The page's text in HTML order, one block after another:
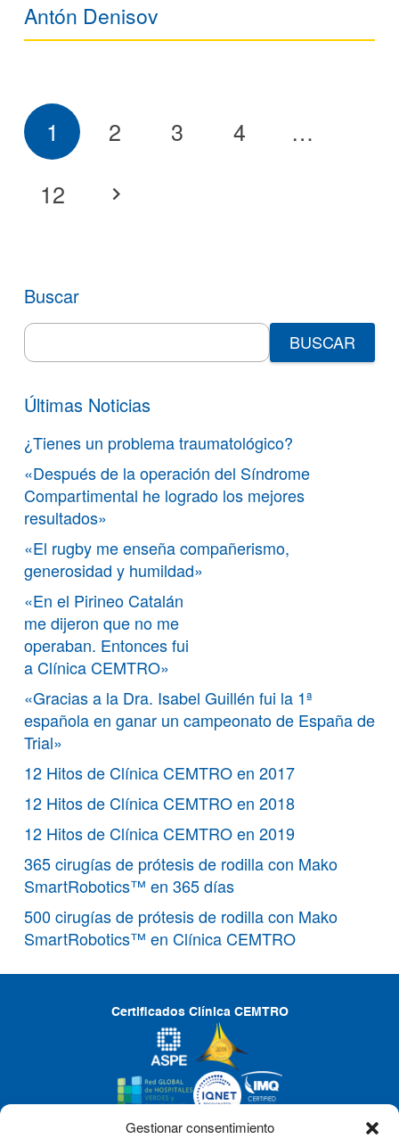
Gestionar consentimiento
Antón Denisov
1 2 3 4
…
12
Buscar
Search
for:
Últimas Noticias
¿Tienes un problema traumatológico?
«Después de la operación del Síndrome
Compartimental he logrado los mejores
resultados»
«El rugby me enseña compañerismo,
generosidad y humildad»
«En el Pirineo Catalán
me dijeron que no me
operaban. Entonces fui
a Clínica CEMTRO»
«Gracias a la Dra. Isabel Guillén fui la 1ª
española en ganar un campeonato de España de
Trial»
12 Hitos de Clínica CEMTRO en 2017
12 Hitos de Clínica CEMTRO en 2018
12 Hitos de Clínica CEMTRO en 2019
365 cirugías de prótesis de rodilla con Mako
SmartRobotics™ en 365 días
500 cirugías de prótesis de rodilla con Mako
SmartRobotics™ en Clínica CEMTRO
Certificados Clínica CEMTRO